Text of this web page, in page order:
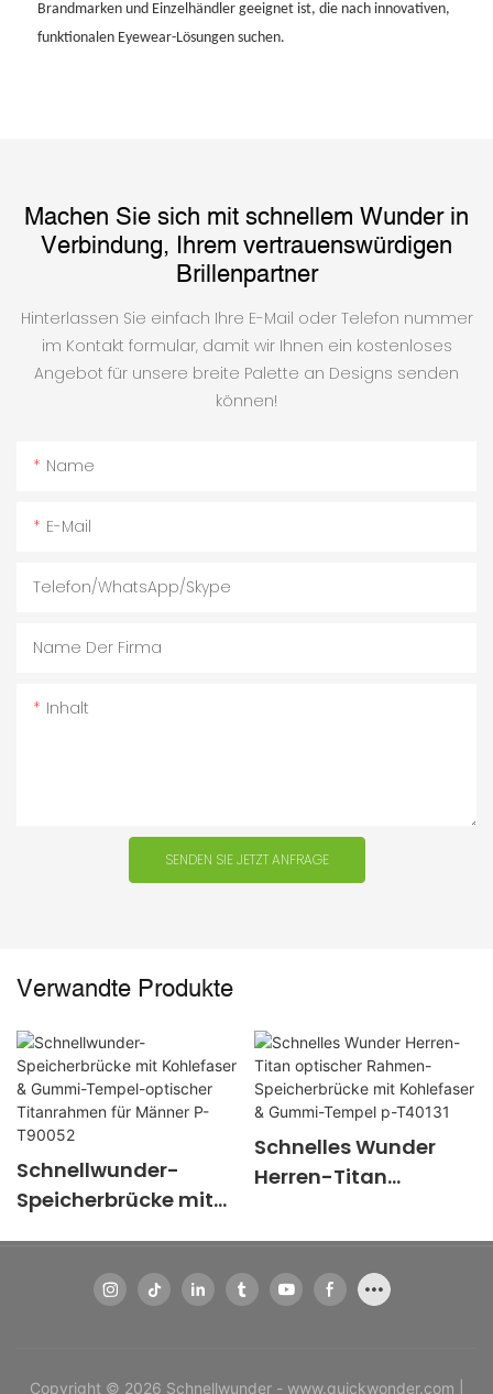
Brandmarken und Einzelhändler geeignet ist, die nach innovativen,
funktionalen Eyewear-Lösungen suchen.
Machen Sie sich mit schnellem Wunder in
Verbindung, Ihrem vertrauenswürdigen
Brillenpartner
Hinterlassen Sie einfach Ihre E-Mail oder Telefon nummer
im Kontakt formular, damit wir Ihnen ein kostenloses
Angebot für unsere breite Palette an Designs senden
können!
Name
E-Mail
Telefon/WhatsApp/Skype
Name Der Firma
Inhalt
SENDEN SIE JETZT ANFRAGE
Verwandte Produkte
Schnellwunder-
Speicherbrücke mit
optischer
Schnelles Wunder
Herren-Titan
Speicherbrücke mit
Kohlefaser &
Gummi-Tempel p-
Copyright © 2026 Schnellwunder - www.quickwonder.com |